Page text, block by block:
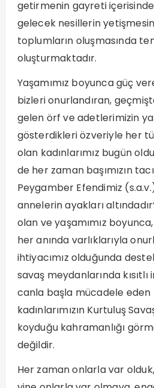
getirmenin gayreti içerisinde
gelecek nesillerin
toplumların oluşmasında
oluşturmaktadır.
Yaşamımız boyunca güç
bizleri onurlandıran,
gelen örf ve adetlerimizin
gösterdikleri özveriyle her
olan kadınlarımız bugün
de her zaman başımızın
Peygamber Efendimiz
annelerin ayakları
olan ve yaşamımız
her anında varlıklarıyla
ihtiyacımız olduğunda
savaş meydanlarında
canla başla mücadele
kadınlarımızın Kurtuluş
koyduğu kahramanlığı
değildir.
Her zaman onlarla var